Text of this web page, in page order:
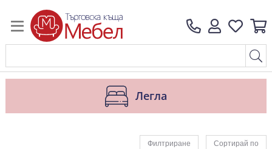
Легла
Филтриране Сортирай по